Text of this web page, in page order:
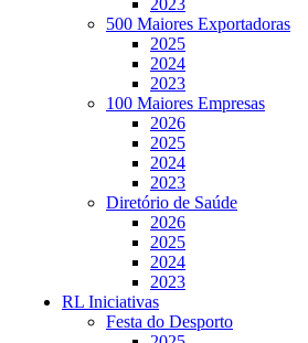
500 Maiores Exportadoras
2025
2024
2023
100 Maiores Empresas
2026
2025
2024
2023
Diretório de Saúde
2026
2025
2024
2023
RL Iniciativas
Festa do Desporto